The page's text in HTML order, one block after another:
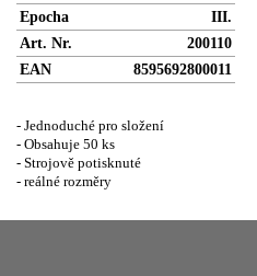
Epocha
III.
Art. Nr.
200110
EAN
8595692800011
- Jednoduché pro složení
- Obsahuje 50 ks
- Strojově potisknuté
- reálné rozměry